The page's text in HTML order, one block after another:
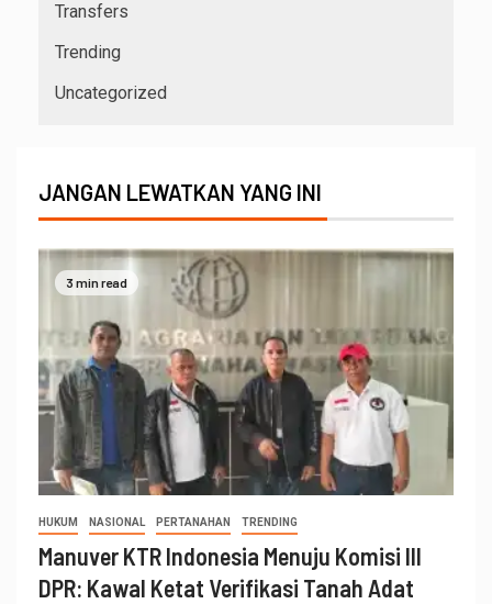
Transfers
Trending
Uncategorized
JANGAN LEWATKAN YANG INI
3 min read
HUKUM NASIONAL PERTANAHAN TRENDING
Manuver KTR Indonesia Menuju Komisi III
DPR: Kawal Ketat Verifikasi Tanah Adat